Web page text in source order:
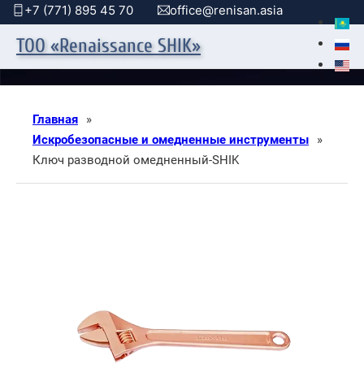
+7 (771) 895 45 70 office@renisan.asia
ТОО «Renaissance SHIK»
Главная
»
Искробезопасные и омедненные инструменты
»
Ключ разводной омедненный-SHIK